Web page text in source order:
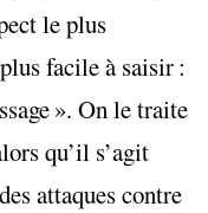
le plus
facile à saisir :
». On le traite
qu’il s’agit
attaques contre